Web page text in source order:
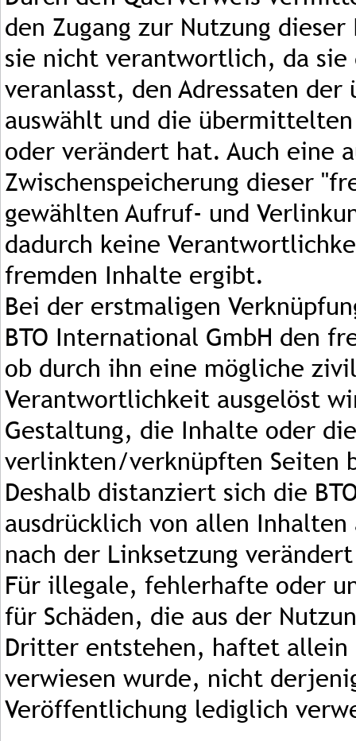
den Zugang zur Nutzung
sie nicht verantwortlich, da
veranlasst, den Adressaten
auswählt und die
oder verändert hat. Auch eine
Zwischenspeicherung dieser
gewählten Aufruf- und
dadurch keine
fremden Inhalte ergibt.
Bei der erstmaligen
BTO International GmbH den
ob durch ihn eine mögliche
Verantwortlichkeit ausgelöst
Gestaltung, die Inhalte oder
verlinkten/verknüpften Seiten
Deshalb distanziert sich die
ausdrücklich von allen
nach der Linksetzung
Für illegale, fehlerhafte oder
für Schäden, die aus der
Dritter entstehen, haftet allein
verwiesen wurde, nicht
Veröffentlichung lediglich